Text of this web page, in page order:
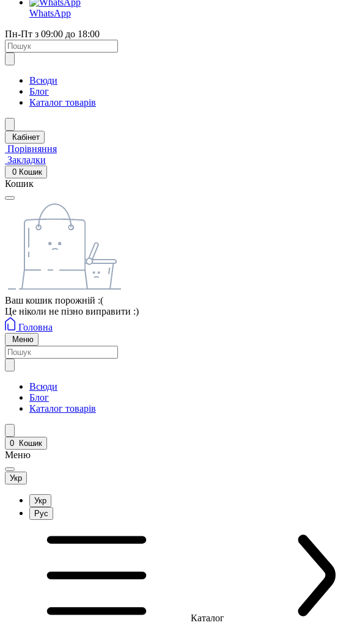
WhatsApp
Пн-Пт з 09:00 до 18:00
Всюди
Блог
Каталог товарів
Кабінет
Порівняння
Закладки
0 Кошик
Кошик
Ваш кошик порожній :(
Це ніколи не пізно виправити :)
Головна
Меню
Всюди
Блог
Каталог товарів
0 Кошик
Меню
Укр
Укр
Рус
Каталог